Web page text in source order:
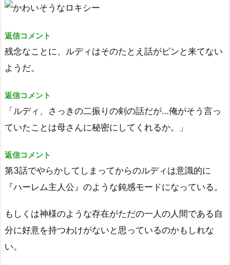
返信コメント
残念なことに、ルディはそのたとえ話がピンと来てない
ようだ。
返信コメント
「ルディ、さっきの二振りの剣の話だが…俺がそう言っ
ていたことは母さんに秘密にしてくれるか。」
返信コメント
第3話でやらかしてしまってからのルディは意識的に
『ハーレム主人公』のような鈍感モードになっている。
もしくは神様のような存在がただの一人の人間である自
分に好意を持つわけがないと思っているのかもしれな
い。